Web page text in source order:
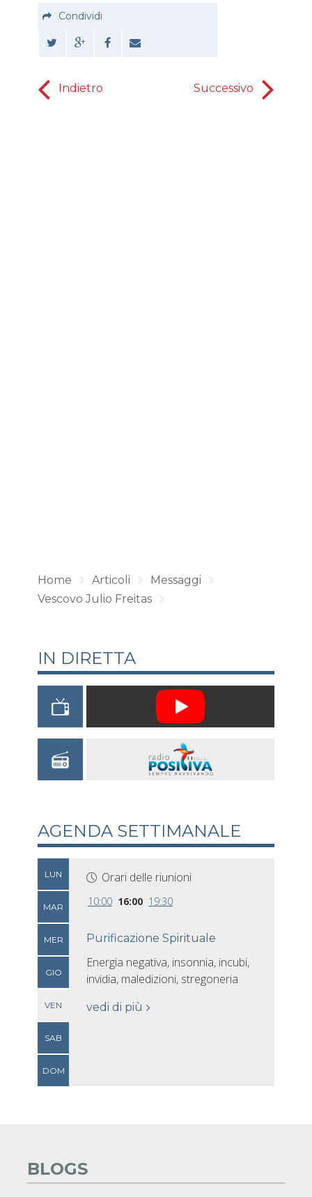
Condividi
Indietro Successivo
Come
Home Articoli
Messaggi
Vescovo Julio Freitas
IN DIRETTA
AGENDA SETTIMANALE
LUN
MAR
MER
GIO
VEN
SAB
DOM
Orari delle riunioni
10:00 16:00 19:30
Purificazione Spirituale
Energia negativa, insonnia, incubi,
invidia, maledizioni, stregoneria
vedi di più
BLOGS